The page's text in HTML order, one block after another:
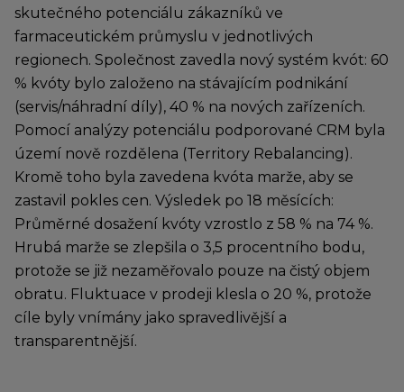
skutečného potenciálu zákazníků ve
farmaceutickém průmyslu v jednotlivých
regionech. Společnost zavedla nový systém kvót: 60
% kvóty bylo založeno na stávajícím podnikání
(servis/náhradní díly), 40 % na nových zařízeních.
Pomocí analýzy potenciálu podporované CRM byla
území nově rozdělena (Territory Rebalancing).
Kromě toho byla zavedena kvóta marže, aby se
zastavil pokles cen. Výsledek po 18 měsících:
Průměrné dosažení kvóty vzrostlo z 58 % na 74 %.
Hrubá marže se zlepšila o 3,5 procentního bodu,
protože se již nezaměřovalo pouze na čistý objem
obratu. Fluktuace v prodeji klesla o 20 %, protože
cíle byly vnímány jako spravedlivější a
transparentnější.